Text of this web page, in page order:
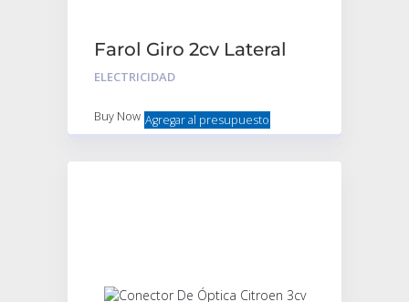
Farol Giro 2cv Lateral
Rojo Original
ELECTRICIDAD
Buy Now Agregar al presupuesto